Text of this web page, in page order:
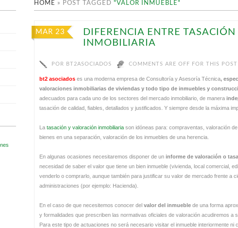
HOME » POST TAGGED"VALOR INMUEBLE"
MAR 23
DIFERENCIA ENTRE TASACIÓN
INMOBILIARIA
POR BT2ASOCIADOS COMMENTS ARE OFF FOR THIS POST
bt2 asociadoses una moderna empresa de Consultoría y Asesoría Técnica,
valoraciones inmobiliarias de viviendas y todo tipo de inmuebles y
adecuados para cada uno de los sectores del mercado inmobiliario, de manera
tasación de calidad, fiables, detallados y justificados. Y siempre desde la máxima
Latasación y valoración inmobiliaria son idóneas para: compraventas, valoración
bienes en una separación, valoración de los inmuebles de una herencia.
En algunas ocasiones necesitaremos disponer de uninforme de valoración o
necesidad de saber el valor que tiene un bien inmueble (vivienda, local comercial,
venderlo o comprarlo, aunque también para justificar su valor de mercado frente a
administraciones (por ejemplo: Hacienda).
En el caso de que necesitemos conocer delvalor del inmueble de una forma
y formalidades que prescriben las normativas oficiales de valoración acudiremos a
Para este tipo de actuaciones no será necesario visitar el inmueble interiormente ni